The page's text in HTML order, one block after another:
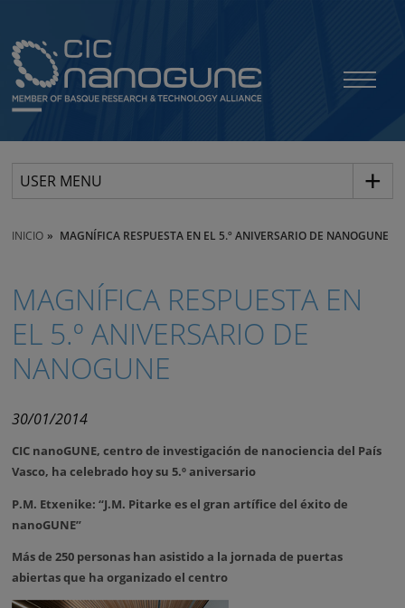
USER MENU
INICIO MAGNÍFICA RESPUESTA EN EL 5.º ANIVERSARIO DE NANOGUNE
MAGNÍFICA RESPUESTA EN
EL 5.º ANIVERSARIO DE
NANOGUNE
30/01/2014
CIC nanoGUNE, centro de investigación de nanociencia del País
Vasco, ha celebrado hoy su 5.º aniversario
P.M. Etxenike: “J.M. Pitarke es el gran artífice del éxito de
nanoGUNE”
Más de 250 personas han asistido a la jornada de puertas
abiertas que ha organizado el centro